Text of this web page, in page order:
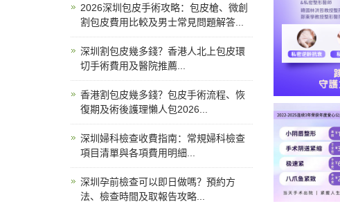
2026深圳包皮手術攻略：包皮槍、微創
割包皮費用比較及男士常見問題解答...
深圳割包皮幾多錢？香港人北上包皮環
切手術費用及醫院推薦...
香港割包皮幾多錢？包皮手術流程、恢
復期及術後護理懶人包2026...
深圳婦科檢查收費指南：常規婦科檢查
項目清單與各項費用明細...
深圳孕前檢查可以即日做嗎？預約方
法、檢查時間及取報告攻略...